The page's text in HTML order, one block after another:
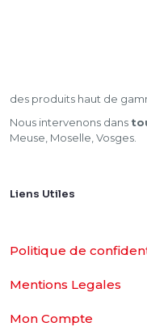
des produits haut de
Nous intervenons dans
Meuse, Moselle, Vosges.
Liens Utiles
Politique de
Mentions Legales
Mon Compte